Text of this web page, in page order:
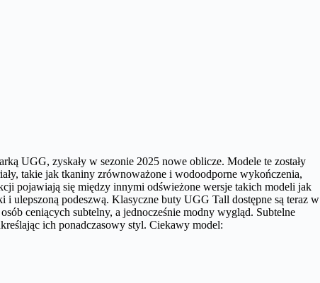
UGG, zyskały w sezonie 2025 nowe oblicze. Modele te zostały
takie jak tkaniny zrównoważone i wodoodporne wykończenia,
pojawiają się między innymi odświeżone wersje takich modeli jak
ulepszoną podeszwą. Klasyczne buty UGG Tall dostępne są teraz w
ceniących subtelny, a jednocześnie modny wygląd. Subtelne
ich ponadczasowy styl. Ciekawy model: